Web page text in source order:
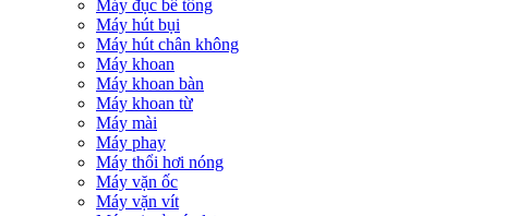
Máy đục bê tông
Máy hút bụi
Máy hút chân không
Máy khoan
Máy khoan bàn
Máy khoan từ
Máy mài
Máy phay
Máy thổi hơi nóng
Máy vặn ốc
Máy vặn vít